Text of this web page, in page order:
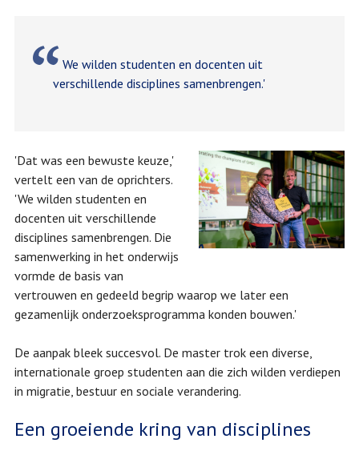
We wilden studenten en docenten uit
verschillende disciplines samenbrengen.'
'Dat was een bewuste keuze,'
vertelt een van de oprichters.
'We wilden studenten en
docenten uit verschillende
disciplines samenbrengen. Die
samenwerking in het onderwijs
vormde de basis van
vertrouwen en gedeeld begrip waarop we later een
gezamenlijk onderzoeksprogramma konden bouwen.'
De aanpak bleek succesvol. De master trok een diverse,
internationale groep studenten aan die zich wilden verdiepen
in migratie, bestuur en sociale verandering.
Een groeiende kring van disciplines